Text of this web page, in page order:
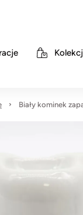
Biały kominek